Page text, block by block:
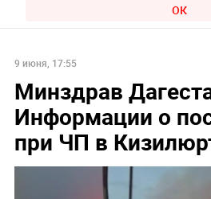
ОК
9 июня, 17:55
Минздрав
Информации о
при ЧП в